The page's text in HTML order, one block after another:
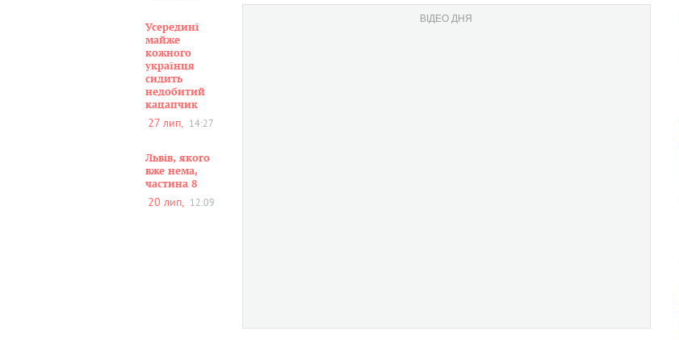
Усередині
майже
кожного
українця
сидить
недобитий
кацапчик
27 лип, 14:27
Львів, якого
вже нема,
частина 8
20 лип, 12:09
ВІДЕО ДНЯ